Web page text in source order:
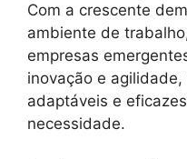
Com a crescente
ambiente de
empresas
inovação e
adaptáveis e
necessidade.